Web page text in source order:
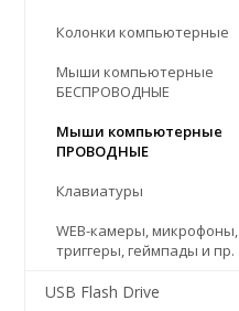
Колонки компьютерные
Мыши компьютерные
БЕСПРОВОДНЫЕ
Мыши компьютерные
ПРОВОДНЫЕ
Клавиатуры
WEB-камеры, микрофоны,
триггеры, геймпады и пр.
USB Flash Drive